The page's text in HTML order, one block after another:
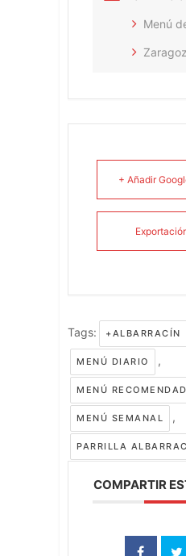
Menú
+ Añadir
Tags: +ALBARRACÍN
MENÚ DIARIO ,
MENÚ
MENÚ SEMANAL ,
PARRILLA
COMPARTIR